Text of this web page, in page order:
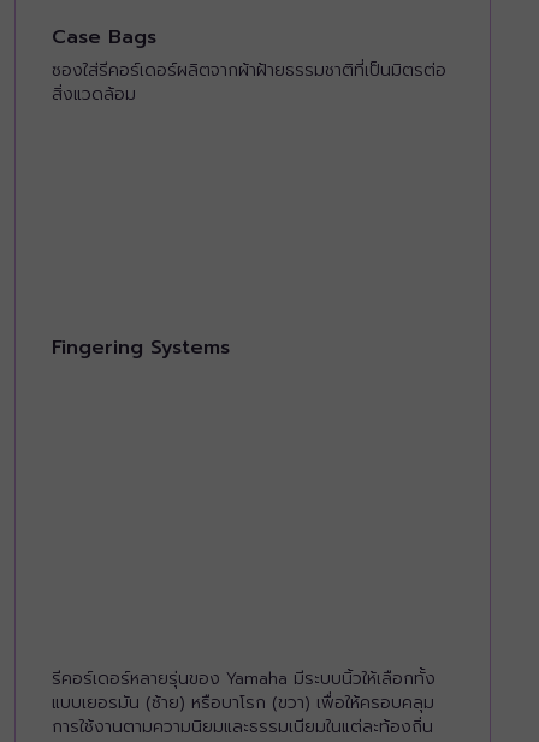
Case Bags
ซองใส่รีคอร์เดอร์ผลิตจากผ้าฝ้ายธรรมชาติที่เป็นมิตรต่อ
สิ่งแวดล้อม
Fingering Systems
รีคอร์เดอร์หลายรุ่นของ Yamaha มีระบบนิ้วให้เลือกทั้ง
แบบเยอรมัน (ซ้าย) หรือบาโรก (ขวา) เพื่อให้ครอบคลุม
การใช้งานตามความนิยมและธรรมเนียมในแต่ละท้องถิ่น